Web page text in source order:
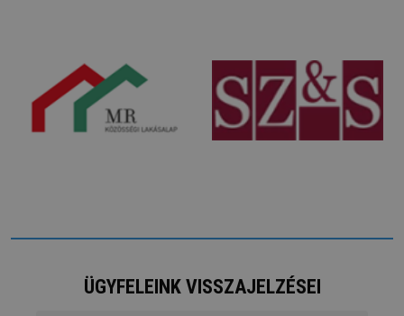
ÜGYFELEINK VISSZAJELZÉSEI